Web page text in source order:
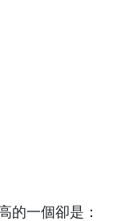
的一個卻是：